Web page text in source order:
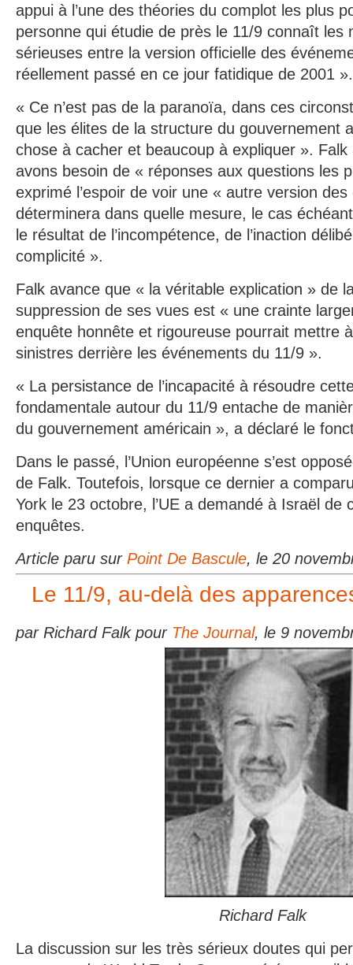
appui à l’une des théories du complot les plus
personne qui étudie de près le 11/9 connaît les
sérieuses entre la version officielle des
réellement passé en ce jour fatidique de 2001 ».
« Ce n’est pas de la paranoïa, dans ces
que les élites de la structure du gouvernement
chose à cacher et beaucoup à expliquer ».
avons besoin de « réponses aux questions les
exprimé l’espoir de voir une « autre version
déterminera dans quelle mesure, le cas
le résultat de l’incompétence, de l’inaction
complicité ».
Falk avance que « la véritable explication » de
suppression de ses vues est « une crainte
enquête honnête et rigoureuse pourrait mettre
sinistres derrière les événements du 11/9 ».
« La persistance de l’incapacité à résoudre
fondamentale autour du 11/9 entache de
du gouvernement américain », a déclaré le
Dans le passé, l’Union européenne s’est
de Falk. Toutefois, lorsque ce dernier a
York le 23 octobre, l’UE a demandé à Israël de
enquêtes.
Article paru sur Point De Bascule, le 20
Le 11/9, au-delà des
par Richard Falk pour The Journal, le 9
Richard Falk
La discussion sur les très sérieux doutes qui